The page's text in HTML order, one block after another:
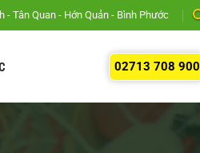
- Tân Quan - Hớn Quản - Bình Phước
02713 708 900